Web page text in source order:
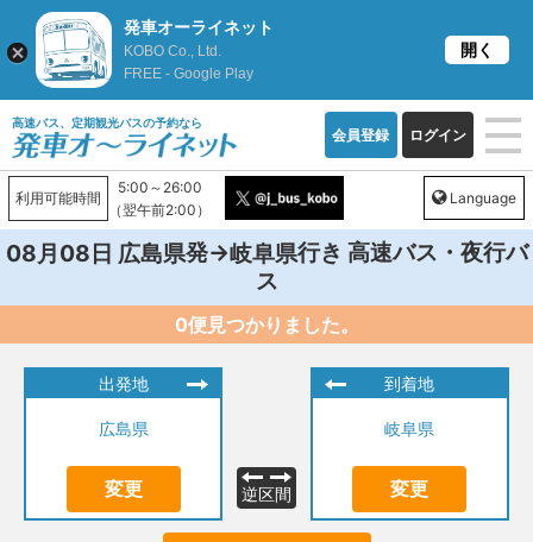
高速バス、定期観光バスの予約なら
会員登録 ログイン
利用可能時間
5:00～26:00
（翌午前2:00）
Language
08月08日 広島県発→岐阜県行き 高速バス・夜行バ
ス
0便見つかりました。
出発地
広島県
変更 逆区間
到着地
岐阜県
変更
発車オーライネット
KOBO Co., Ltd.
FREE - Google Play
開く